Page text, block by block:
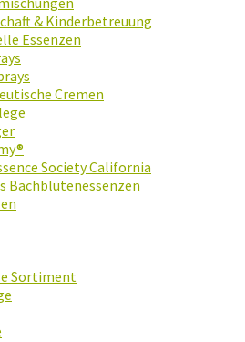
& Kinderbetreuung
Essenzen
Cremen
Society California
Bachblütenessenzen
Sortiment